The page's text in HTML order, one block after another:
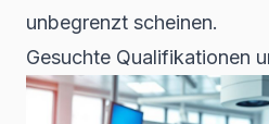
unbegrenzt scheinen.
Gesuchte Qualifikationen